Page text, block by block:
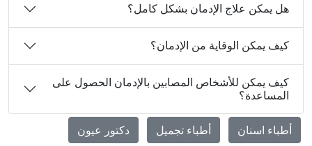
هل يمكن علاج الإدمان بشكل كامل؟
كيف يمكن الوقاية من الإدمان؟
كيف يمكن للأشخاص المصابين بالإدمان الحصول على
المساعدة؟
أطباء اسنان أطباء تجميل دكتور عيون